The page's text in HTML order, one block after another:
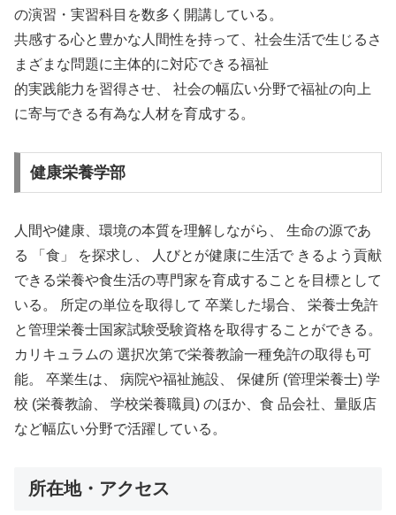
の演習・実習科目を数多く開講している。
共感する心と豊かな人間性を持って、社会生活で生じるさ
まざまな問題に主体的に対応できる福祉
的実践能力を習得させ、 社会の幅広い分野で福祉の向上
に寄与できる有為な人材を育成する。
健康栄養学部
人間や健康、環境の本質を理解しながら、 生命の源であ
る 「食」 を探求し、 人びとが健康に生活で きるよう貢献
できる栄養や食生活の専門家を育成することを目標として
いる。 所定の単位を取得して 卒業した場合、 栄養士免許
と管理栄養士国家試験受験資格を取得することができる。
カリキュラムの 選択次第で栄養教諭一種免許の取得も可
能。 卒業生は、 病院や福祉施設、 保健所 (管理栄養士) 学
校 (栄養教諭、 学校栄養職員) のほか、食 品会社、量販店
など幅広い分野で活躍している。
所在地・アクセス